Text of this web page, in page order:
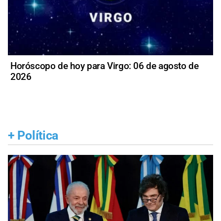
Horóscopo de hoy para Virgo: 06 de agosto de
2026
+ Política